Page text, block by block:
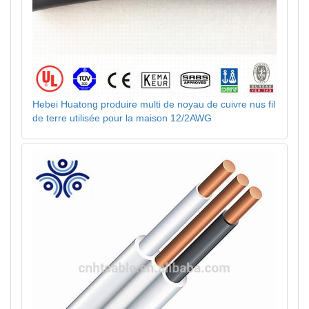
Hebei Huatong produire multi de noyau de cuivre nus fil
de terre utilisée pour la maison 12/2AWG